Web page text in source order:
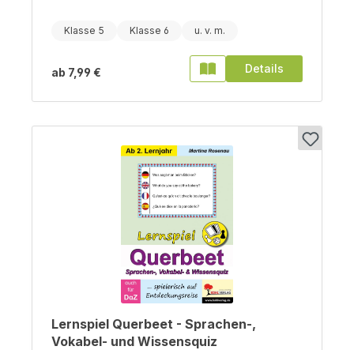
Klasse 5 Klasse 6
ab 7,99 € Details
Lernspiel Querbeet - Sprachen-,
Vokabel- und Wissensquiz